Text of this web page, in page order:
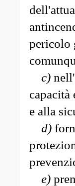
pericolo
c)
e alla
d)
e)